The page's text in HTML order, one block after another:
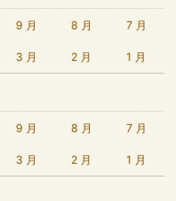
9 月 8 月 7 月
3 月 2 月 1 月
9 月 8 月 7 月
3 月 2 月 1 月